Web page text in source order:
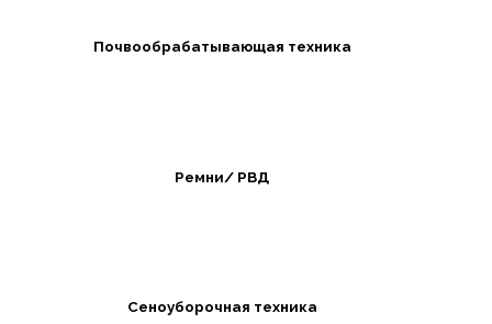
Почвообрабатывающая техника
Ремни/ РВД
Сеноуборочная техника